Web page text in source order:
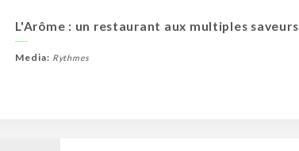
L'Arôme : un restaurant aux multiples saveurs
Media: Rythmes